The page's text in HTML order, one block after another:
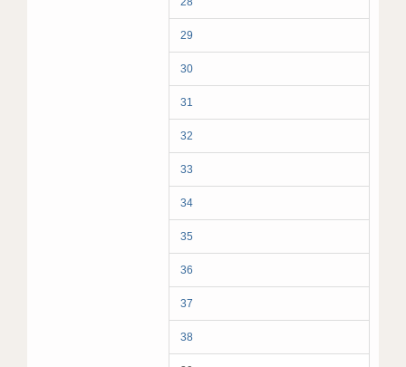
29
30
31
32
33
34
35
36
37
38